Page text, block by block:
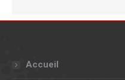
Accueil